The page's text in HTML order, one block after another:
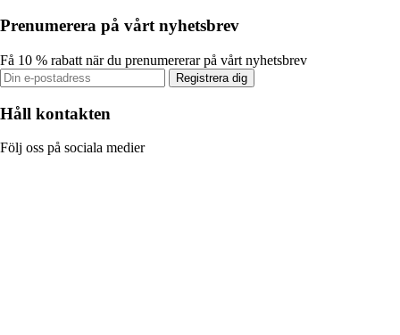
Prenumerera på vårt nyhetsbrev
Få 10 % rabatt när du prenumererar på vårt nyhetsbrev
Registrera dig
Håll kontakten
Följ oss på sociala medier